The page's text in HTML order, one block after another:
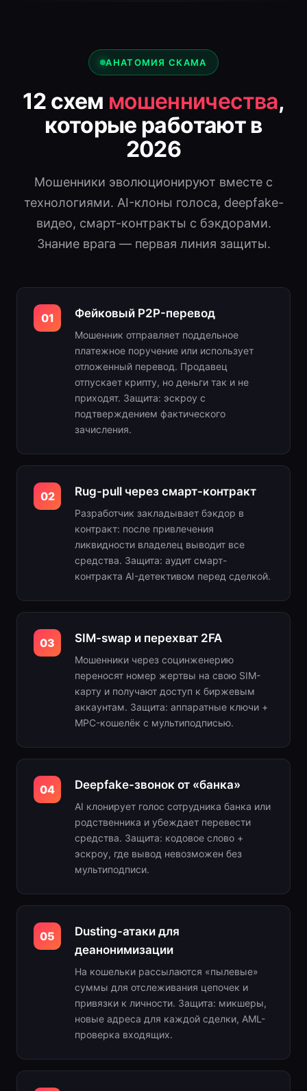
АНАТОМИЯ СКАМА
12 схем мошенничества,
которые работают в
2026
Мошенники эволюционируют вместе с
технологиями. AI-клоны голоса, deepfake-
видео, смарт-контракты с бэкдорами.
Знание врага — первая линия защиты.
01 Фейковый P2P-перевод
Мошенник отправляет поддельное
платежное поручение или использует
отложенный перевод. Продавец
отпускает крипту, но деньги так и не
приходят. Защита: эскроу с
подтверждением фактического
зачисления.
02 Rug-pull через смарт-контракт
Разработчик закладывает бэкдор в
контракт: после привлечения
ликвидности владелец выводит все
средства. Защита: аудит смарт-
контракта AI-детективом перед сделкой.
03 SIM-swap и перехват 2FA
Мошенники через социнженерию
переносят номер жертвы на свою SIM-
карту и получают доступ к биржевым
аккаунтам. Защита: аппаратные ключи +
MPC-кошелёк с мультиподписью.
04 Deepfake-звонок от «банка»
AI клонирует голос сотрудника банка или
родственника и убеждает перевести
средства. Защита: кодовое слово +
эскроу, где вывод невозможен без
мультиподписи.
05
Dusting-атаки для
деанонимизации
На кошельки рассылаются «пылевые»
суммы для отслеживания цепочек и
привязки к личности. Защита: микшеры,
новые адреса для каждой сделки, AML-
проверка входящих.